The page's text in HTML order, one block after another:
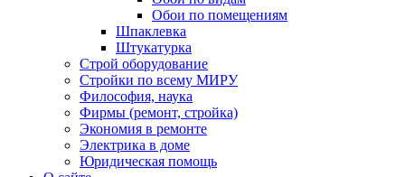
Обои по помещениям
Шпаклевка
Штукатурка
Строй оборудование
Стройки по всему МИРУ
Философия, наука
Фирмы (ремонт, стройка)
Экономия в ремонте
Электрика в доме
Юридическая помощь